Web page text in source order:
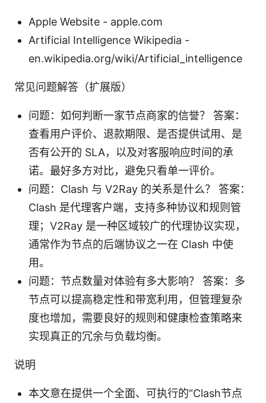
Apple Website - apple.com
Artificial Intelligence Wikipedia -
en.wikipedia.org/wiki/Artificial_intelligence
常见问题解答（扩展版）
问题：如何判断一家节点商家的信誉？ 答案：
查看用户评价、退款期限、是否提供试用、是
否有公开的 SLA，以及对客服响应时间的承
诺。最好多方对比，避免只看单一评价。
问题：Clash 与 V2Ray 的关系是什么？ 答案：
Clash 是代理客户端，支持多种协议和规则管
理；V2Ray 是一种区域较广的代理协议实现，
通常作为节点的后端协议之一在 Clash 中使
用。
问题：节点数量对体验有多大影响？ 答案：多
节点可以提高稳定性和带宽利用，但管理复杂
度也增加，需要良好的规则和健康检查策略来
实现真正的冗余与负载均衡。
说明
本文意在提供一个全面、可执行的“Clash节点